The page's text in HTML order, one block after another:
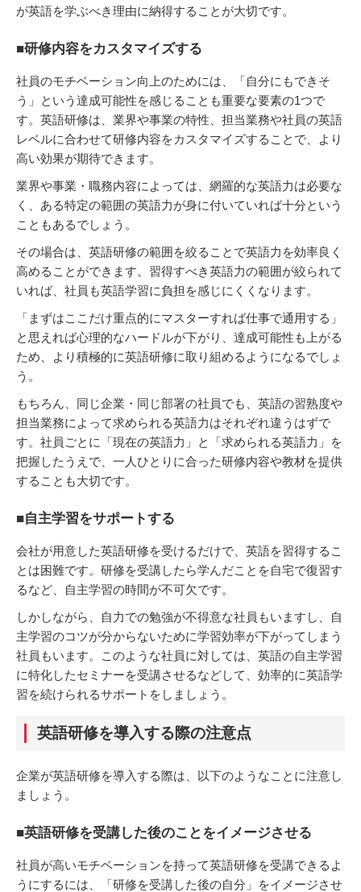
が英語を学ぶべき理由に納得することが大切です。
■研修内容をカスタマイズする
社員のモチベーション向上のためには、「自分にもできそ
う」という達成可能性を感じることも重要な要素の1つで
す。英語研修は、業界や事業の特性、担当業務や社員の英語
レベルに合わせて研修内容をカスタマイズすることで、より
高い効果が期待できます。
業界や事業・職務内容によっては、網羅的な英語力は必要な
く、ある特定の範囲の英語力が身に付いていれば十分という
こともあるでしょう。
その場合は、英語研修の範囲を絞ることで英語力を効率良く
高めることができます。習得すべき英語力の範囲が絞られて
いれば、社員も英語学習に負担を感じにくくなります。
「まずはここだけ重点的にマスターすれば仕事で通用する」
と思えれば心理的なハードルが下がり、達成可能性も上がる
ため、より積極的に英語研修に取り組めるようになるでしょ
う。
もちろん、同じ企業・同じ部署の社員でも、英語の習熟度や
担当業務によって求められる英語力はそれぞれ違うはずで
す。社員ごとに「現在の英語力」と「求められる英語力」を
把握したうえで、一人ひとりに合った研修内容や教材を提供
することも大切です。
■自主学習をサポートする
会社が用意した英語研修を受けるだけで、英語を習得するこ
とは困難です。研修を受講したら学んだことを自宅で復習す
るなど、自主学習の時間が不可欠です。
しかしながら、自力での勉強が不得意な社員もいますし、自
主学習のコツが分からないために学習効率が下がってしまう
社員もいます。このような社員に対しては、英語の自主学習
に特化したセミナーを受講させるなどして、効率的に英語学
習を続けられるサポートをしましょう。
英語研修を導入する際の注意点
企業が英語研修を導入する際は、以下のようなことに注意し
ましょう。
■英語研修を受講した後のことをイメージさせる
社員が高いモチベーションを持って英語研修を受講できるよ
うにするには、「研修を受講した後の自分」をイメージさせ